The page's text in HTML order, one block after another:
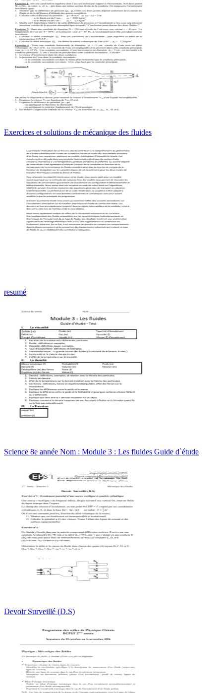
Exercices et solutions de mécanique des fluides
resumé
Science 8e année Nom : Module 3 : Les fluides Guide d`étude
Devoir Surveillé (D.S)